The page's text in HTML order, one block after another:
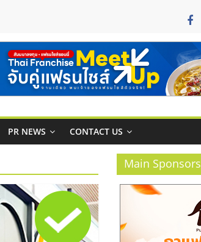
PR NEWS CONTACT US
Main Sponsors